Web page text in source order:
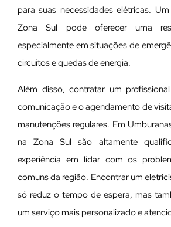
para suas necessidades elétricas.
Zona Sul pode oferecer uma
especialmente em situações de
circuitos e quedas de energia.
Além disso, contratar um
comunicação e o agendamento de
manutenções regulares. Em
na Zona Sul são altamente
experiência em lidar com os
comuns da região. Encontrar um
só reduz o tempo de espera, mas
um serviço mais personalizado e